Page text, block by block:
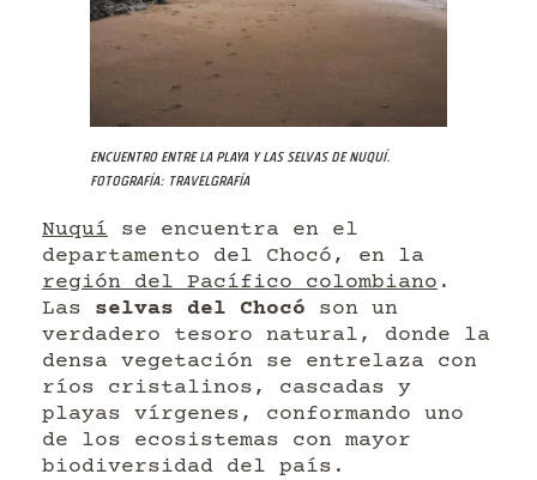
Encuentro entre la playa y las selvas de Nuquí.
Fotografía: Travelgrafía
Nuquí se encuentra en el
departamento del Chocó, en la
región del Pacífico colombiano .
Las selvas del Chocó son un
verdadero tesoro natural, donde la
densa vegetación se entrelaza con
ríos cristalinos, cascadas y
playas vírgenes, conformando uno
de los ecosistemas con mayor
biodiversidad del país.